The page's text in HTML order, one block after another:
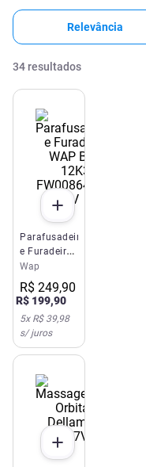
Relevância
34 resultados
Parafusadeira
e Furadeira
WAP BPF
12K3
FW008649
12 V
Wap
R$ 249,90
R$ 199,90
5x R$ 39,98
s/ juros